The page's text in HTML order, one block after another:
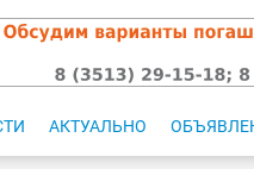
АКТУАЛЬНО